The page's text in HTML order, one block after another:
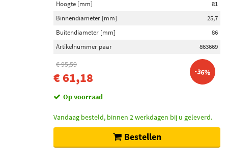
Hoogte [mm]
81
Binnendiameter [mm]
25,7
Buitendiameter [mm]
86
Artikelnummer paar
863669
€ 95,59
€ 61,18 -36%
Op voorraad
Vandaag besteld, binnen 2 werkdagen bij u geleverd.
Bestellen